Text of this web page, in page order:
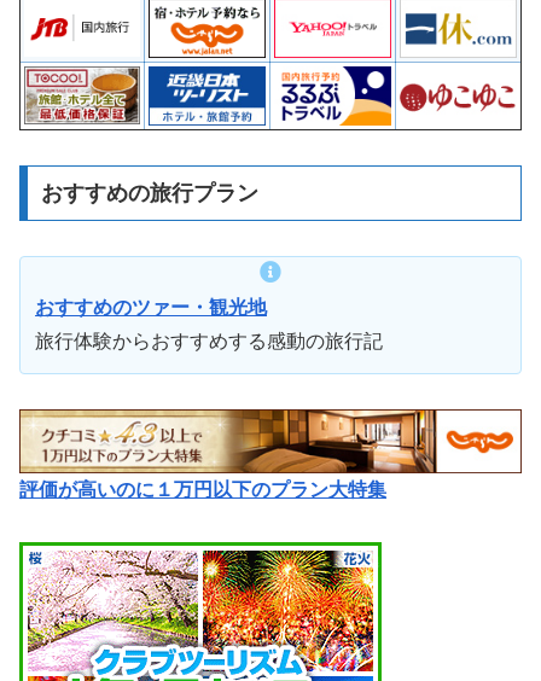
おすすめの旅行プラン
おすすめのツァー・観光地
旅行体験からおすすめする感動の旅行記
評価が高いのに１万円以下のプラン大特集